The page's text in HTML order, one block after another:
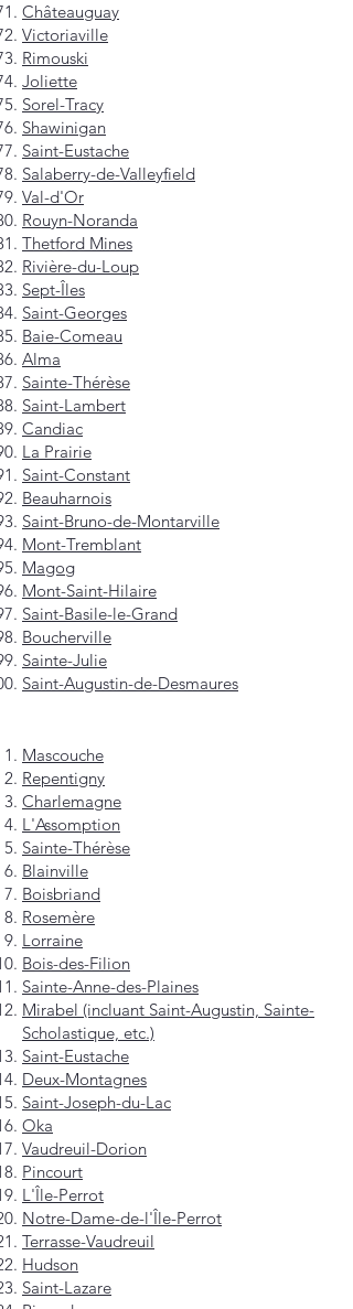
Châteauguay
Victoriaville
Rimouski
Joliette
Sorel-Tracy
Shawinigan
Saint-Eustache
Salaberry-de-Valleyfield
Val-d'Or
Rouyn-Noranda
Thetford Mines
Rivière-du-Loup
Sept-Îles
Saint-Georges
Baie-Comeau
Alma
Sainte-Thérèse
Saint-Lambert
Candiac
La Prairie
Saint-Constant
Beauharnois
Saint-Bruno-de-Montarville
Mont-Tremblant
Magog
Mont-Saint-Hilaire
Saint-Basile-le-Grand
Boucherville
Sainte-Julie
Saint-Augustin-de-Desmaures
Mascouche
Repentigny
Charlemagne
L'Assomption
Sainte-Thérèse
Blainville
Boisbriand
Rosemère
Lorraine
Bois-des-Filion
Sainte-Anne-des-Plaines
Mirabel (incluant Saint-Augustin, Sainte-
Scholastique, etc.)
Saint-Eustache
Deux-Montagnes
Saint-Joseph-du-Lac
Oka
Vaudreuil-Dorion
Pincourt
L'Île-Perrot
Notre-Dame-de-l'Île-Perrot
Terrasse-Vaudreuil
Hudson
Saint-Lazare